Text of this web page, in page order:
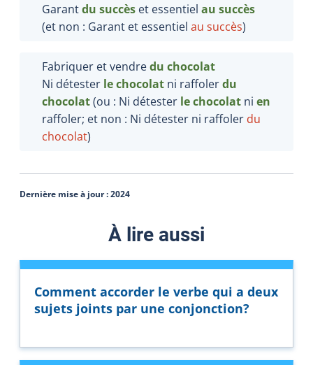
Garantdu succès et essentiel au succès
(et non : Garant et essentiel au succès)
Fabriquer et vendredu chocolat
Ni détester le chocolat ni raffolerdu
chocolat(ou : Ni détester le chocolat ni en
raffoler; et non : Ni détester ni raffoler du
chocolat)
Dernière mise à jour :2024
À lire aussi
Comment accorder le verbe qui a deux
sujets joints par une conjonction?